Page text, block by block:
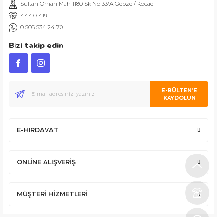
Ürününün arkasında olan olumlu bir site. Aynı gün ürün kargolama
Sultan Orhan Mah 1180 Sk No 33/A Gebze / Kocaeli
444 0 419
0 506 534 24 70
Bizi takip edin
E-BÜLTEN’E
KAYDOLUN
E-HIRDAVAT
ONLİNE ALIŞVERİŞ
MÜŞTERİ HİZMETLERİ